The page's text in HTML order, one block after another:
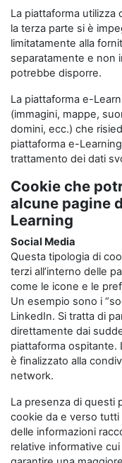
La piattaforma utilizza
la terza parte si è
limitatamente alla
separatamente e non
potrebbe disporre.
La piattaforma e-
(immagini, mappe,
domini, ecc.) che
piattaforma e-
trattamento dei dati
Cookie che
alcune pagine
Learning
Social Media
Questa tipologia di
terzi all’interno delle
come le icone e le
Un esempio sono i
LinkedIn. Si tratta di
direttamente dai
piattaforma ospitante.
è finalizzato alla
network.
La presenza di questi
cookie da e verso
delle informazioni
relative informative